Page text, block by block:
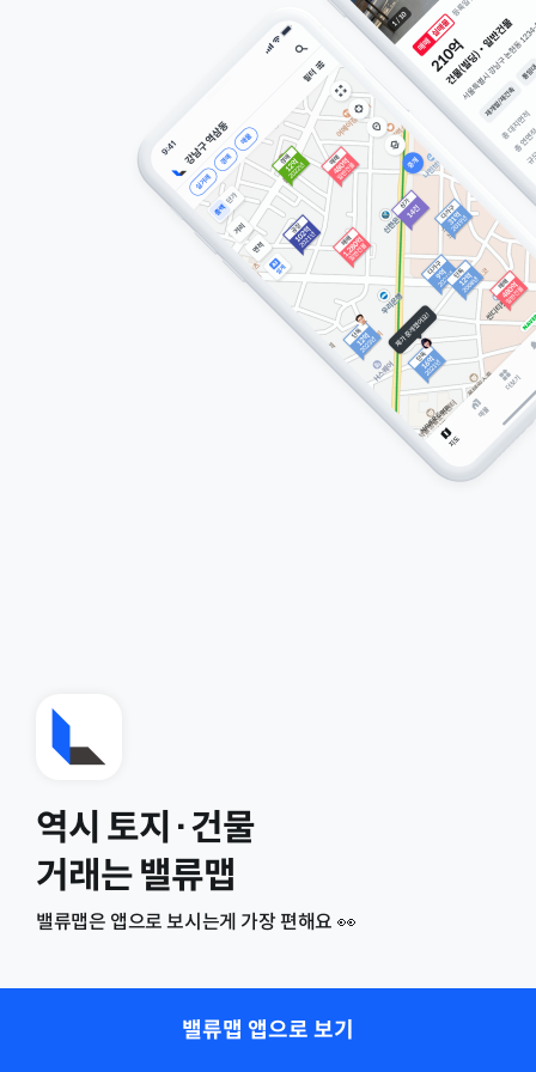
역시 토지·건물
거래는 밸류맵
밸류맵은 앱으로 보시는게 가장 편해요 👀
밸류맵 앱으로 보기